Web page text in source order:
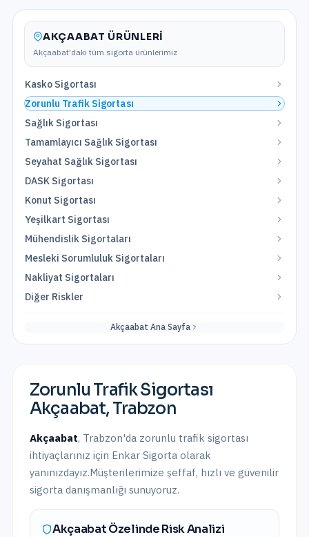
AKÇAABAT ÜRÜNLERI
Akçaabat'daki tüm sigorta ürünlerimiz
Kasko Sigortası
Zorunlu Trafik Sigortası
Sağlık Sigortası
Tamamlayıcı Sağlık Sigortası
Seyahat Sağlık Sigortası
DASK Sigortası
Konut Sigortası
Yeşilkart Sigortası
Mühendislik Sigortaları
Mesleki Sorumluluk Sigortaları
Nakliyat Sigortaları
Diğer Riskler
Akçaabat Ana Sayfa
Zorunlu Trafik Sigortası
Akçaabat, Trabzon
Akçaabat, Trabzon'da zorunlu trafik sigortası
ihtiyaçlarınız için Enkar Sigorta olarak
yanınızdayız.Müşterilerimize şeffaf, hızlı ve güvenilir
sigorta danışmanlığı sunuyoruz.
AkçaabatÖzelinde Risk Analizi